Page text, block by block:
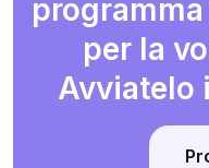
per la
Avviatelo